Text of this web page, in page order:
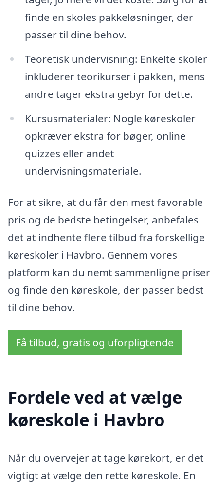
finde en skoles pakkeløsninger, der
passer til dine behov.
Teoretisk undervisning: Enkelte skoler
inkluderer teorikurser i pakken, mens
andre tager ekstra gebyr for dette.
Kursusmaterialer: Nogle køreskoler
opkræver ekstra for bøger, online
quizzes eller andet
undervisningsmateriale.
For at sikre, at du får den mest favorable
pris og de bedste betingelser, anbefales
det at indhente flere tilbud fra forskellige
køreskoler i Havbro. Gennem vores
platform kan du nemt sammenligne priser
og finde den køreskole, der passer bedst
til dine behov.
Få tilbud, gratis og uforpligtende
Fordele ved at vælge
køreskole i Havbro
Når du overvejer at tage kørekort, er det
vigtigt at vælge den rette køreskole. En